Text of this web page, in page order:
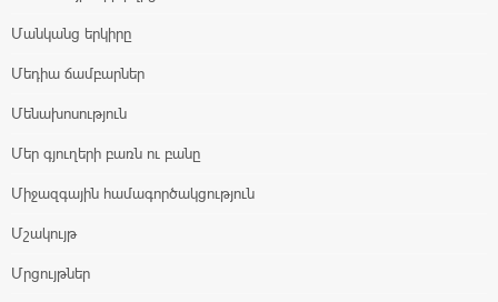
Մանկանց երկիրը
Մեդիա ճամբարներ
Մենախոսություն
Մեր գյուղերի բառն ու բանը
Միջազգային համագործակցություն
Մշակույթ
Մրցույթներ